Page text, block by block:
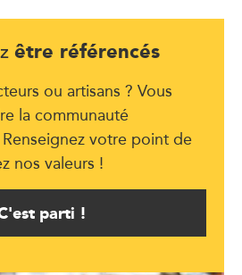
être référencés
ou artisans ? Vous
la communauté
votre point de
nos valeurs !
parti !